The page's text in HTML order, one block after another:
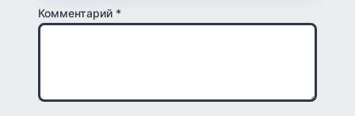
Комментарий *